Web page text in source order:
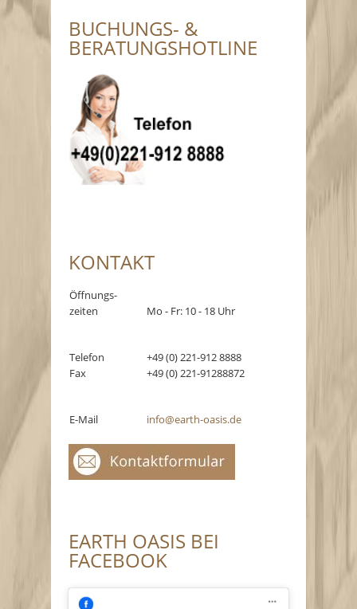
BUCHUNGS- &
BERATUNGSHOTLINE
KONTAKT
Öffnungs-
zeiten
Mo - Fr: 10 - 18 Uhr
Telefon
+49 (0) 221-912 8888
Fax
+49 (0) 221-91288872
E-Mail info@earth-oasis.de
EARTH OASIS BEI
FACEBOOK